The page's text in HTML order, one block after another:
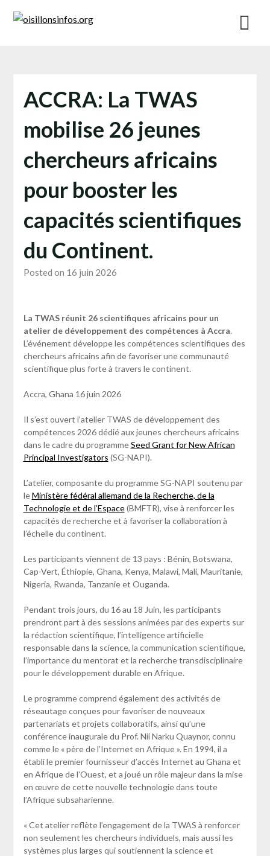
ACCRA: La TWAS
mobilise 26 jeunes
chercheurs africains
pour booster les
capacités scientifiques
du Continent.
Posted on 16 juin 2026
La TWAS réunit 26 scientifiques africains pour un
atelier de développement des compétences à Accra.
L’événement développe les compétences scientifiques des
chercheurs africains afin de favoriser une communauté
scientifique plus forte à travers le continent.
Accra, Ghana 16 juin 2026
Il s’est ouvert l’atelier TWAS de développement des
compétences 2026 dédié aux jeunes chercheurs africains
dans le cadre du programmeSeed Grant for New African
Principal Investigators (SG-NAPI).
L’atelier, composante du programme SG-NAPI soutenu par
leMinistère fédéral allemand de la Recherche, de la
Technologie et de l’Espace(BMFTR), vise à renforcer les
capacités de recherche et à favoriser la collaboration à
l’échelle du continent.
Les participants viennent de 13 pays : Bénin, Botswana,
Cap-Vert, Éthiopie, Ghana, Kenya, Malawi, Mali, Mauritanie,
Nigeria, Rwanda, Tanzanie et Ouganda.
Pendant trois jours, du 16 au 18 Juin, les participants
prendront part à des sessions animées par des experts sur
la rédaction scientifique, l’intelligence artificielle
responsable dans la science, la communication scientifique,
l’importance du mentorat et la recherche transdisciplinaire
pour le développement durable en Afrique.
Le programme comprend également des activités de
réseautage conçues pour favoriser de nouveaux
partenariats et projets collaboratifs, ainsi qu’une
conférence inaugurale du Prof. Nii Narku Quaynor, connu
comme le « père de l’Internet en Afrique ». En 1994, il a
établi le premier fournisseur d’accès Internet au Ghana et
en Afrique de l’Ouest, et a joué un rôle majeur dans la mise
en œuvre de cette nouvelle technologie dans toute
l’Afrique subsaharienne.
« Cet atelier reflète l’engagement de la TWAS à renforcer
non seulement les chercheurs individuels, mais aussi les
systèmes plus larges qui soutiennent la science et